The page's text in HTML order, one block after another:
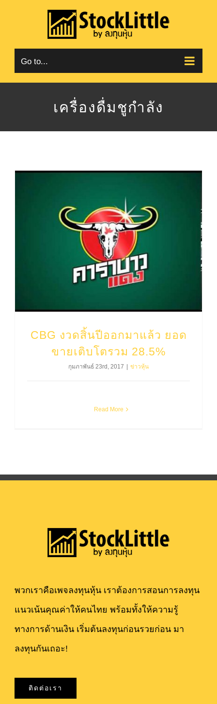
content
Go to...
เครื่องดื่มชูกำลัง
CBG งวดสิ้นปีออกมาแล้ว ยอด
ขายเติบโตรวม 28.5%
กุมภาพันธ์ 23rd, 2017 | ข่าวหุ้น
Read More
พวกเราคือเพจลงทุนหุ้น เราต้องการสอนการลงทุน
แนวเน้นคุณค่าให้คนไทย พร้อมทั้งให้ความรู้
ทางการด้านเงิน เริ่มต้นลงทุนก่อนรวยก่อน มา
ลงทุนกันเถอะ!
ติดต่อเรา